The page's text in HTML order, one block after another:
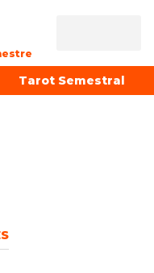
Tarot Semestral